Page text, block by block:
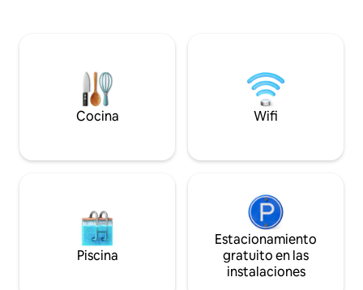
privada en la planta baja con
barbacoa/parrilla y ahumador, asientos y
chimenea. ¡Estanque de pesca privado
con barco sin motor y estación de
Reserva tu plaza
para «Laissez les
Cocina Wifi
Piscina
Estacionamiento
gratuito en las
instalaciones